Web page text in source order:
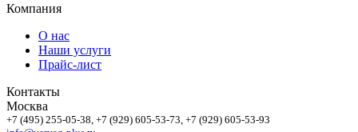
Компания
О нас
Наши услуги
Прайс-лист
Контакты
Москва
+7 (495) 255-05-38 , +7 (929) 605-53-73 , +7 (929) 605-53-93